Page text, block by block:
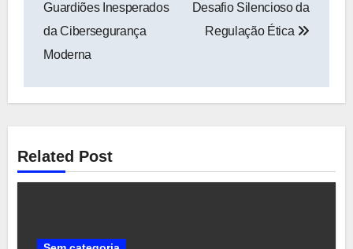
Post
Guardiões Inesperados
da Cibersegurança
Moderna
Desafio Silencioso da
Regulação Ética
Related Post